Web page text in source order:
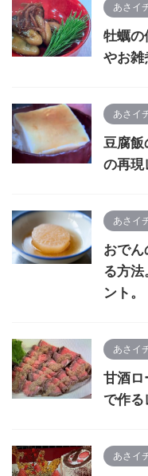
あさイ
牡蠣の
やお雑
あさイ
豆腐飯
の再現
あさイ
おで
る方法
ント。
あさイ
甘酒ロ
で作る
あさイ